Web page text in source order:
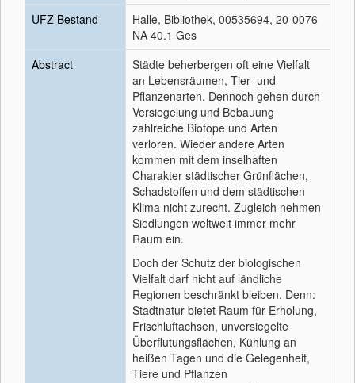
UFZ Bestand
Halle, Bibliothek, 00535694, 20-0076
NA 40.1 Ges
Abstract
Städte beherbergen oft eine Vielfalt
an Lebensräumen, Tier- und
Pflanzenarten. Dennoch gehen durch
Versiegelung und Bebauung
zahlreiche Biotope und Arten
verloren. Wieder andere Arten
kommen mit dem inselhaften
Charakter städtischer Grünflächen,
Schadstoffen und dem städtischen
Klima nicht zurecht. Zugleich nehmen
Siedlungen weltweit immer mehr
Raum ein.
Doch der Schutz der biologischen
Vielfalt darf nicht auf ländliche
Regionen beschränkt bleiben. Denn:
Stadtnatur bietet Raum für Erholung,
Frischluftachsen, unversiegelte
Überflutungsflächen, Kühlung an
heißen Tagen und die Gelegenheit,
Tiere und Pflanzen